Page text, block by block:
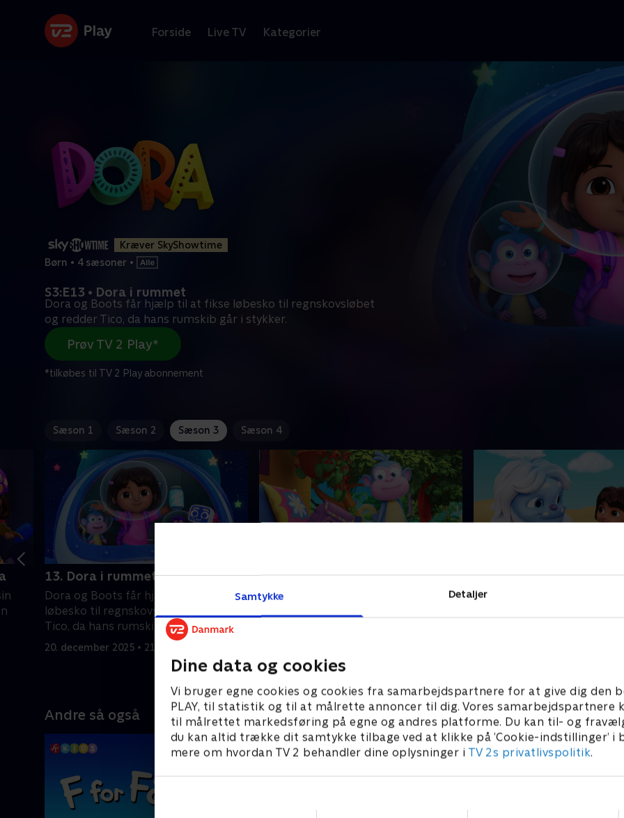
Samtykke Detaljer
Dine data og cookies
Vi bruger egne cookies og cookies fra samarbejdspartnere for at give dig den
PLAY, til statistik og til at målrette annoncer til dig. Vores samarbejdspartnere
til målrettet markedsføring på egne og andres platforme. Du kan til- og
du kan altid trække dit samtykke tilbage ved at klikke på ’Cookie-indstillinger’ i
mere om hvordan TV 2 behandler dine oplysninger i TV 2s privatlivspolitik.
Forside Live TV Kategorier
Kræver SkyShowtime
Børn • 4 sæsoner •
S3:E13 • Dora i rummet
Dora og Boots får hjælp til at fikse løbesko til regnskovsløbet
og redder Tico, da hans rumskib går i stykker.
Prøv TV 2 Play*
*tilkøbes til TV 2 Play abonnement
Sæson 1 Sæson 2 Sæson 3 Sæson 4
13. Dora i rummet
Dora og Boots får hjælp til at fikse
løbesko til regnskovsløbet og redder
Tico, da hans rumskib går i stykker.
20. december 2025 • 21 min
1. Rygsæks amulet
Dora finder Rygsæks tabte amulet og
Dora hjælper en yeti med at
Andre så også